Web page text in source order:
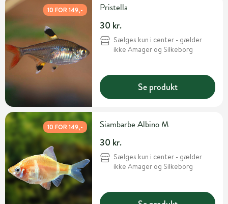
10 FOR 149,- Pristella
30 kr.
Sælges kun i center - gælder
ikke Amager og Silkeborg
Se produkt
10 FOR 149,- Siambarbe Albino M
30 kr.
Sælges kun i center - gælder
ikke Amager og Silkeborg